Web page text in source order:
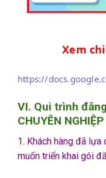
Xem
https://
VI. Qui trình
CHUYÊN NGHIỆP
1. Khách hàng đã lựa
muốn triển khai gói